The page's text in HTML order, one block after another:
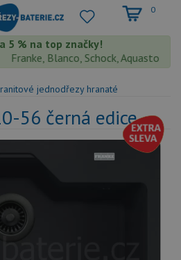
0
5 % na top značky!
Franke, Blanco, Schock, Aquastone,
jednodřezy hranaté
56 černá edice